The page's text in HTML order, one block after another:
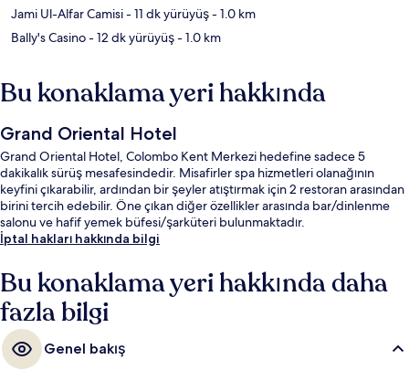
Jami Ul-Alfar Camisi- 11 dk yürüyüş- 1.0 km
Bally's Casino- 12 dk yürüyüş- 1.0 km
Bu konaklama yeri hakkında
Grand Oriental Hotel
Grand Oriental Hotel, Colombo Kent Merkezi hedefine sadece 5
dakikalık sürüş mesafesindedir. Misafirler spa hizmetleri olanağının
keyfini çıkarabilir, ardından bir şeyler atıştırmak için 2 restoran arasından
birini tercih edebilir. Öne çıkan diğer özellikler arasında bar/dinlenme
salonu ve hafif yemek büfesi/şarküteri bulunmaktadır.
İptal hakları hakkında bilgi
Bu konaklama yeri hakkında daha
fazla bilgi
Genel bakış